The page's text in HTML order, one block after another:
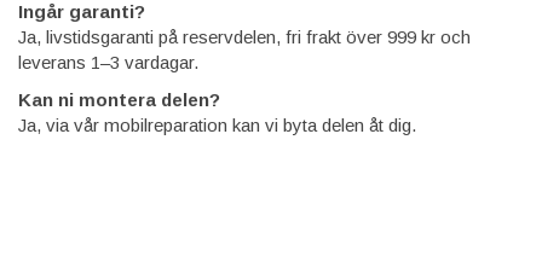
Ingår garanti?
Ja, livstidsgaranti på reservdelen, fri frakt över 999 kr och
leverans 1–3 vardagar.
Kan ni montera delen?
Ja, via vår mobilreparation kan vi byta delen åt dig.